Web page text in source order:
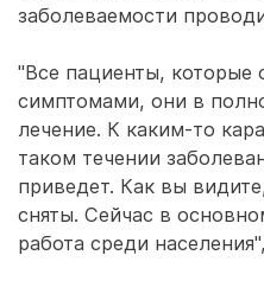
заболеваемости
"Все пациенты, которые
симптомами, они в
лечение. К каким-то
таком течении
приведет. Как вы
сняты. Сейчас в
работа среди